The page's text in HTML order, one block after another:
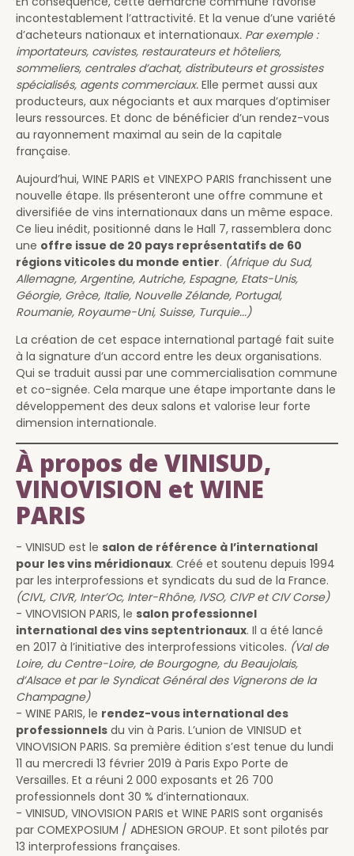
incontestablement l’attractivité. Et la venue d’une variété
d’acheteurs nationaux et internationaux. Par exemple :
importateurs, cavistes, restaurateurs et hôteliers,
sommeliers, centrales d’achat, distributeurs et grossistes
spécialisés, agents commerciaux. Elle permet aussi aux
producteurs, aux négociants et aux marques d’optimiser
leurs ressources. Et donc de bénéficier d’un rendez-vous
au rayonnement maximal au sein de la capitale
française.
Aujourd’hui, WINE PARIS et VINEXPO PARIS franchissent une
nouvelle étape. Ils présenteront une offre commune et
diversifiée de vins internationaux dans un même espace.
Ce lieu inédit, positionné dans le Hall 7, rassemblera donc
une offre issue de 20 pays représentatifs de 60
régions viticoles du monde entier. (Afrique du Sud,
Allemagne, Argentine, Autriche, Espagne, Etats-Unis,
Géorgie, Grèce, Italie, Nouvelle Zélande, Portugal,
Roumanie, Royaume-Uni, Suisse, Turquie...)
La création de cet espace international partagé fait suite
à la signature d’un accord entre les deux organisations.
Qui se traduit aussi par une commercialisation commune
et co-signée. Cela marque une étape importante dans le
développement des deux salons et valorise leur forte
dimension internationale.
À propos de VINISUD,
VINOVISION et WINE
PARIS
- VINISUD est le salon de référence à l’international
pour les vins méridionaux. Créé et soutenu depuis 1994
par les interprofessions et syndicats du sud de la France.
(CIVL, CIVR, Inter’Oc, Inter-Rhône, IVSO, CIVP et CIV Corse)
- VINOVISION PARIS, le salon professionnel
international des vins septentrionaux. Il a été lancé
en 2017 à l’initiative des interprofessions viticoles. (Val de
Loire, du Centre-Loire, de Bourgogne, du Beaujolais,
d’Alsace et par le Syndicat Général des Vignerons de la
Champagne)
- WINE PARIS, le rendez-vous international des
professionnels du vin à Paris. L’union de VINISUD et
VINOVISION PARIS. Sa première édition s’est tenue du lundi
11 au mercredi 13 février 2019 à Paris Expo Porte de
Versailles. Et a réuni 2 000 exposants et 26 700
professionnels dont 30 % d’internationaux.
- VINISUD, VINOVISION PARIS et WINE PARIS sont organisés
par COMEXPOSIUM / ADHESION GROUP. Et sont pilotés par
13 interprofessions françaises.